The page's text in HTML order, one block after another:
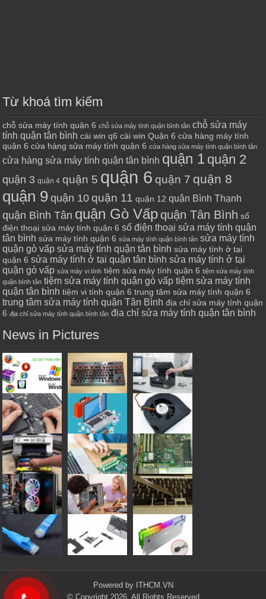
Từ khoá tìm kiếm
chỗ sửa máy tính quận 6 chỗ sửa máy tính quận bình tân chỗ sửa máy
tính quận tân bình cài win q6 cài win Quận 6 cửa hàng máy tính
quận 6 cửa hàng sửa máy tính quận 6 cửa hàng sửa máy tính quận bình tân
cửa hàng sửa máy tính quận tân bình quận 1 quận 2
quận 3 quận 4 quận 5 quận 6 quận 7 quận 8
quận 9 quận 10 quận 11 quận 12 quận Bình Thạnh
quận Bình Tân quận Gò Vấp quận Tân Bình số
điện thoại sửa máy tính quận 6 số điện thoại sửa máy tính quận
tân bình sửa máy tính quận 6 sửa máy tính quận bình tân sửa máy tính
quận gò vấp sửa máy tính quận tân bình sửa máy tính ở tại
quận 6 sửa máy tính ở tại quận tân bình sửa máy tính ở tại
quận gò vấp sửa máy vi tính tiệm sửa máy tính quận 6 tiệm sửa máy tính
quận bình tân tiệm sửa máy tính quận gò vấp tiệm sửa máy tính
quận tân bình tiệm vi tính quận 6 trung tâm sửa máy tính quận 6
trung tâm sửa máy tính quận Tân Bình địa chỉ sửa máy tính quận
6 địa chỉ sửa máy tính quận bình tân địa chỉ sửa máy tính quận tân bình
News in Pictures
Powered by ITHCM.VN
© Copyright 2026, All Rights Reserved